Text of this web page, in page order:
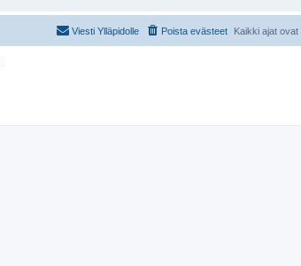
Kaikki ajat ovat
Poista evästeet
Viesti Ylläpidolle